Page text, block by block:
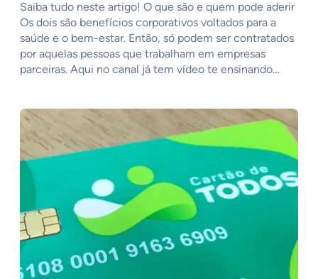
Saiba tudo neste artigo! O que são e quem pode aderir
Os dois são benefícios corporativos voltados para a
saúde e o bem-estar. Então, só podem ser contratados
por aquelas pessoas que trabalham em empresas
parceiras. Aqui no canal já tem vídeo te ensinando…